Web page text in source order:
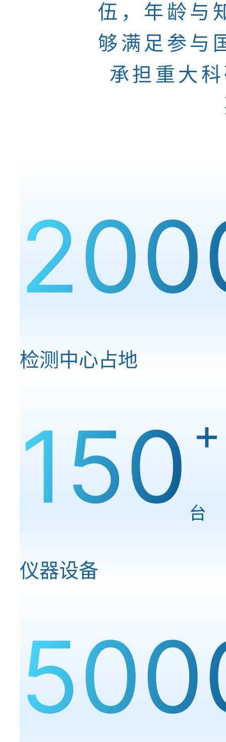
伍，年龄与
够满足参与
承担重大
检测中心占地
150 +
台
仪器设备